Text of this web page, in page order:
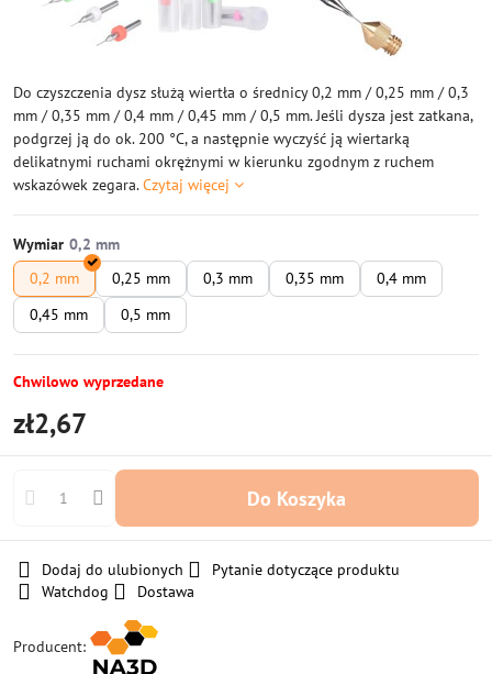
Do czyszczenia dysz służą wiertła o średnicy 0,2 mm / 0,25 mm / 0,3
mm / 0,35 mm / 0,4 mm / 0,45 mm / 0,5 mm. Jeśli dysza jest zatkana,
podgrzej ją do ok. 200 °C, a następnie wyczyść ją wiertarką
delikatnymi ruchami okrężnymi w kierunku zgodnym z ruchem
wskazówek zegara.Czytaj więcej
Wymiar
0,2 mm
0,25 mm 0,3 mm 0,35 mm
0,4 mm
0,45 mm
0,5 mm
Chwilowo wyprzedane
zł2,67
Do Koszyka
Dodaj do ulubionych
Pytanie dotyczące produktu
Watchdog
Dostawa
Producent: